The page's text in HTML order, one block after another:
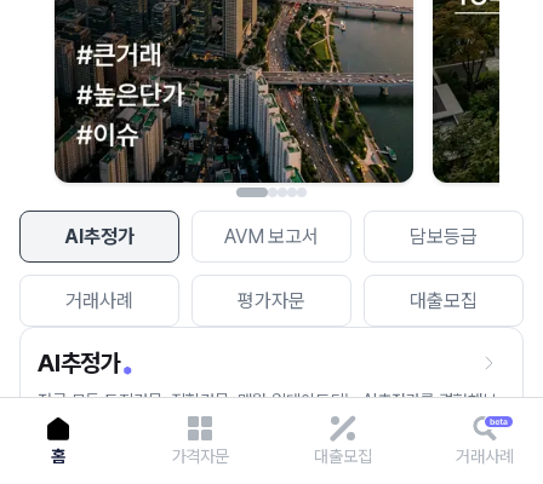
AI추정가 AVM 보고서 담보등급
거래사례 평가자문 대출모집
AI추정가
전국 모든 토지건물, 집합건물, 매월 업데이트되는 AI추정가를 경험해보
세요.
홈 가격자문 대출모집 거래사례